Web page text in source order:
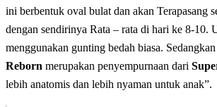
ini berbentuk oval bulat dan akan Terapasang
dengan sendirinya Rata – rata di hari ke 8-10.
menggunakan gunting bedah biasa. Sedangkan
Reborn merupakan penyempurnaan dari
lebih anatomis dan lebih nyaman untuk anak”.